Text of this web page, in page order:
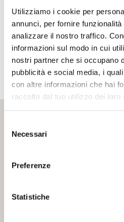
Utilizziamo i cookie per
annunci, per fornire
analizzare il nostro traffico.
informazioni sul modo in cui
nostri partner che si occupano
pubblicità e social media, i
con altre informazioni che hai
raccolto dal tuo utilizzo dei loro
delNecessari
Preferenze
Statistiche
SCHEDA TECNICA PRODOTTO
SCHEDA MONTAGGIO
SCHEDA MISURE
nostro team è pronto ad aiutarti e a
saremo lieti di rispondere a tutte le tue